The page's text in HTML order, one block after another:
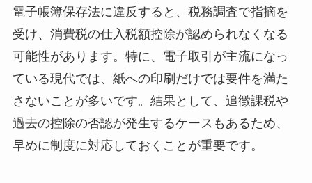
電子帳簿保存法に違反すると、税務調査で指摘を
受け、消費税の仕入税額控除が認められなくなる
可能性があります。特に、電子取引が主流になっ
ている現代では、紙への印刷だけでは要件を満た
さないことが多いです。結果として、追徴課税や
過去の控除の否認が発生するケースもあるため、
早めに制度に対応しておくことが重要です。